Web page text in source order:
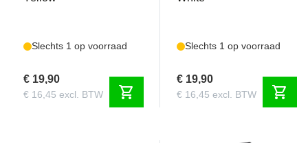
Slechts 1 op voorraad
€ 19,90
€ 16,45 excl. BTW shopping_cart
Slechts 1 op voorraad
€ 19,90
€ 16,45 excl. BTW shopping_cart